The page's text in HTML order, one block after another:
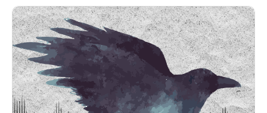
Email: kraehengefluester@gmail.com
Insta: @kraehengefluester_podcast
Youtube: @Kraehengefluester_Podcast
Spotify Playlist: Krähengeflüster Playlist
Music by Maksym Dudchyk from Pixabay